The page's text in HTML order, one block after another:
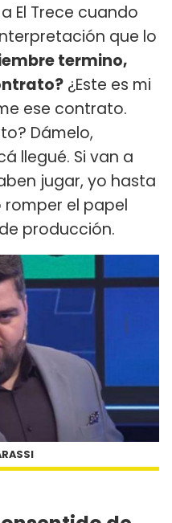
El Trece cuando
que lo
termino,
¿Este es mi
ese contrato.
Dámelo,
llegué. Si van a
jugar, yo hasta
romper el papel
producción.